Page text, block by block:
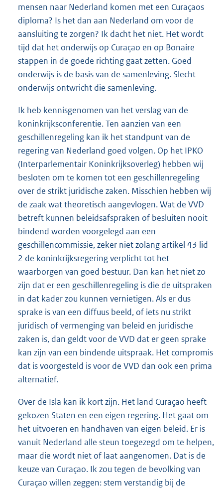
mensen naar Nederland komen met een Curaçaos
diploma? Is het dan aan Nederland om voor de
aansluiting te zorgen? Ik dacht het niet. Het wordt
tijd dat het onderwijs op Curaçao en op Bonaire
stappen in de goede richting gaat zetten. Goed
onderwijs is de basis van de samenleving. Slecht
onderwijs ontwricht die samenleving.
Ik heb kennisgenomen van het verslag van de
koninkrijksconferentie. Ten aanzien van een
geschillenregeling kan ik het standpunt van de
regering van Nederland goed volgen. Op het IPKO
(Interparlementair Koninkrijksoverleg) hebben wij
besloten om te komen tot een geschillenregeling
over de strikt juridische zaken. Misschien hebben wij
de zaak wat theoretisch aangevlogen. Wat de VVD
betreft kunnen beleidsafspraken of besluiten nooit
bindend worden voorgelegd aan een
geschillencommissie, zeker niet zolang artikel 43 lid
2 de koninkrijksregering verplicht tot het
waarborgen van goed bestuur. Dan kan het niet zo
zijn dat er een geschillenregeling is die de uitspraken
in dat kader zou kunnen vernietigen. Als er dus
sprake is van een diffuus beeld, of iets nu strikt
juridisch of vermenging van beleid en juridische
zaken is, dan geldt voor de VVD dat er geen sprake
kan zijn van een bindende uitspraak. Het compromis
dat is voorgesteld is voor de VVD dan ook een prima
alternatief.
Over de Isla kan ik kort zijn. Het land Curaçao heeft
gekozen Staten en een eigen regering. Het gaat om
het uitvoeren en handhaven van eigen beleid. Er is
vanuit Nederland alle steun toegezegd om te helpen,
maar die wordt niet of laat aangenomen. Dat is de
keuze van Curaçao. Ik zou tegen de bevolking van
Curaçao willen zeggen: stem verstandig bij de